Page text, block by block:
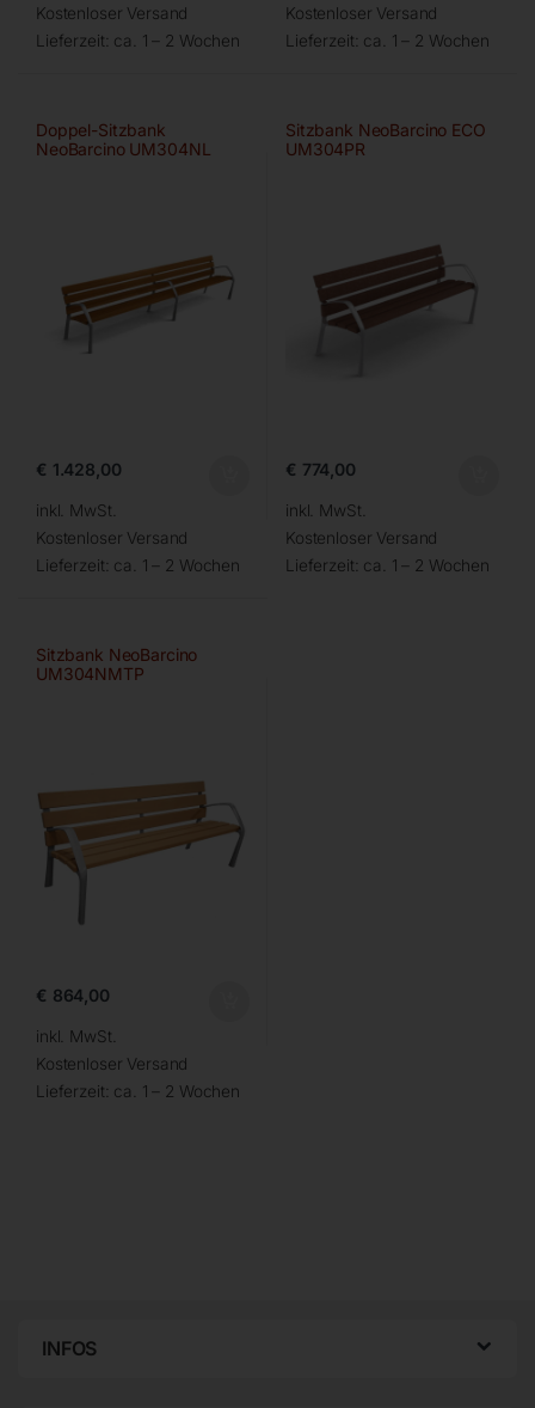
Kostenloser Versand
Lieferzeit: ca. 1 – 2 Wochen
Kostenloser Versand
Lieferzeit: ca. 1 – 2 Wochen
Doppel-Sitzbank
NeoBarcino UM304NL
€ 1.428,00
inkl. MwSt.
Kostenloser Versand
Lieferzeit: ca. 1 – 2 Wochen
Sitzbank NeoBarcino ECO
UM304PR
€ 774,00
inkl. MwSt.
Kostenloser Versand
Lieferzeit: ca. 1 – 2 Wochen
Sitzbank NeoBarcino
UM304NMTP
€ 864,00
inkl. MwSt.
Kostenloser Versand
Lieferzeit: ca. 1 – 2 Wochen
INFOS